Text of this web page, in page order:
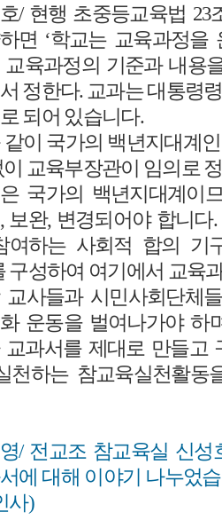
/ 현행 초중등교육법
면 ‘학교는 교육과정을
교육과정의 기준과 내용
정한다. 교과는 대통령
되어 있습니다.
같이 국가의 백년지대계
교육부장관이 임의로
국가의 백년지대계이
보완, 변경되어야 합니
여하는 사회적 합의 기
구성하여 여기에서 교육
교사들과 시민사회단체
운동을 벌여나가야 하
교과서를 제대로 만들고
천하는 참교육실천활동
/ 전교조 참교육실 신
에 대해 이야기 나누었
사)